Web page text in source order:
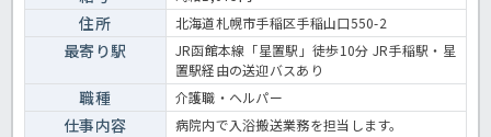
す。 ＜介護職 パート 病院の入浴搬送員求人＞
住所 北海道札幌市手稲区手稲山口550-2
最寄り駅
JR函館本線「星置駅」徒歩10分 JR手稲駅・星
置駅経由の送迎バスあり
職種 介護職・ヘルパー
仕事内容 病院内で入浴搬送業務を担当します。